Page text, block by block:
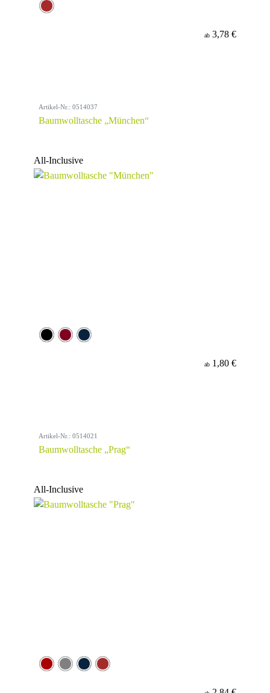
ab 3,78 €
Artikel-Nr.: 0514037
Baumwolltasche „München“
All-Inclusive
ab 1,80 €
Artikel-Nr.: 0514021
Baumwolltasche „Prag“
All-Inclusive